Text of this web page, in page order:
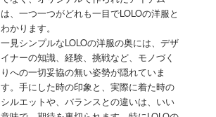
は、一つ一つがどれも一目でLOLOの洋服と
わかります。
一見シンプルなLOLOの洋服の奥には、デザ
イナーの知識、経験、挑戦など、モノづく
りへの一切妥協の無い姿勢が隠れていま
す。手にした時の印象と、実際に着た時の
シルエットや、バランスとの違いは、いい